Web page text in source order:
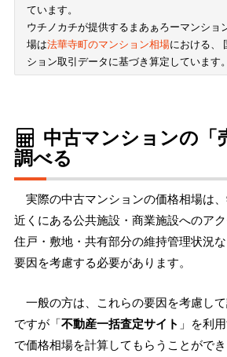
ています。
ウチノカチが提供するまあぁろーマンショ
場は法華寺町のマンション相場における、
ション取引データに基づき算定しています。
中古マンションの「
調べる
実際の中古マンションの価格相場は、
近くにある公共施設・商業施設へのアク
住戸・敷地・共有部分の維持管理状況
要因を考慮する必要があります。
一般の方は、これらの要因を考慮し
ですが「不動産一括査定サイト 」を利
で価格相場を計算してもらうことができ